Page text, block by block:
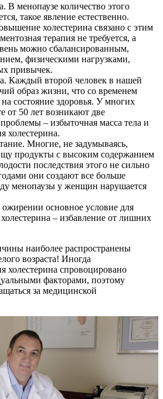
В менопаузе количество этого
такое явление естественно.
холестерина связано с этим
терапия не требуется, а
можно сбалансированным,
физическими нагрузками,
привычек.
Каждый второй человек в нашей
образ жизни, что со временем
состояние здоровья. У многих
от 50 лет возникают две
– избыточная масса тела и
холестерина.
Многие, не задумываясь,
продукты с высоким содержанием
последствия этого не сильно
они создают все больше
менопаузы у женщин нарушается
основное условие для
– избавление от лишних
наиболее распространены
возраста! Иногда
холестерина спровоцировано
факторами, поэтому
за медицинской